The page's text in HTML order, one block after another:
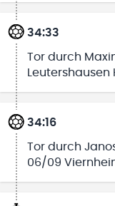
34:33
Tor durch
34:16
Tor durch
06/09